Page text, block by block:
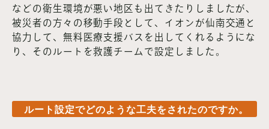
などの衛生環境が悪い地区も出てきたりしましたが、
被災者の方々の移動手段として、イオンが仙南交通と
協力して、無料医療支援バスを出してくれるようにな
り、そのルートを救護チームで設定しました。
ルート設定でどのような工夫をされたのですか。